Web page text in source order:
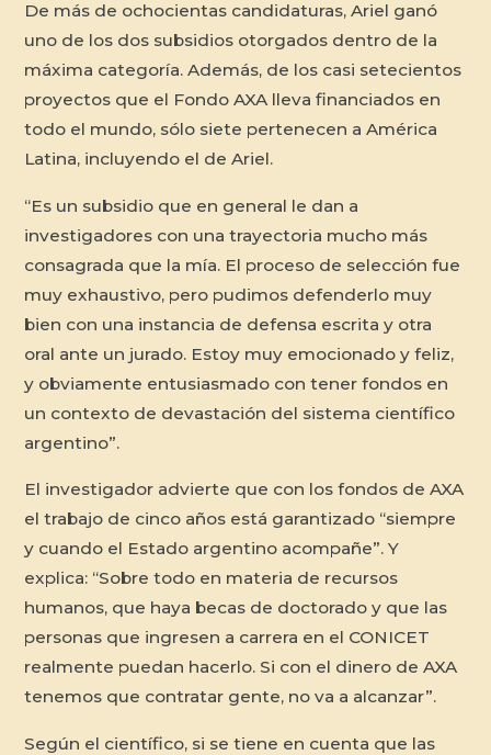
De más de ochocientas candidaturas, Ariel ganó
uno de los dos subsidios otorgados dentro de la
máxima categoría. Además, de los casi setecientos
proyectos que el Fondo AXA lleva financiados en
todo el mundo, sólo siete pertenecen a América
Latina, incluyendo el de Ariel.
“Es un subsidio que en general le dan a
investigadores con una trayectoria mucho más
consagrada que la mía. El proceso de selección fue
muy exhaustivo, pero pudimos defenderlo muy
bien con una instancia de defensa escrita y otra
oral ante un jurado. Estoy muy emocionado y feliz,
y obviamente entusiasmado con tener fondos en
un contexto de devastación del sistema científico
argentino”.
El investigador advierte que con los fondos de AXA
el trabajo de cinco años está garantizado “siempre
y cuando el Estado argentino acompañe”. Y
explica: “Sobre todo en materia de recursos
humanos, que haya becas de doctorado y que las
personas que ingresen a carrera en el CONICET
realmente puedan hacerlo. Si con el dinero de AXA
tenemos que contratar gente, no va a alcanzar”.
Según el científico, si se tiene en cuenta que las